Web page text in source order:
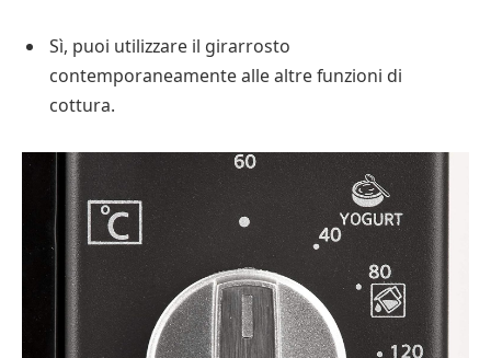
Sì, puoi utilizzare il girarrosto
contemporaneamente alle altre funzioni di
cottura.